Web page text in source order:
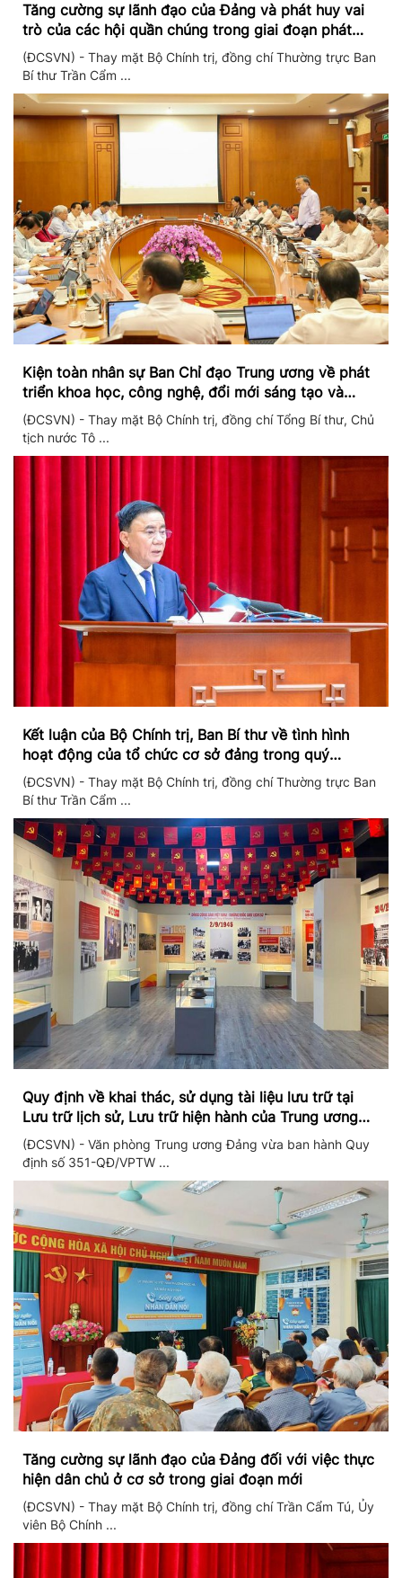
Tăng cường sự lãnh đạo của Đảng và phát huy vai
trò của các hội quần chúng trong giai đoạn phát
triển mới
(ĐCSVN) - Thay mặt Bộ Chính trị, đồng chí Thường trực Ban
Bí thư Trần Cẩm ...
Kiện toàn nhân sự Ban Chỉ đạo Trung ương về phát
triển khoa học, công nghệ, đổi mới sáng tạo và
chuyển đổi số
(ĐCSVN) - Thay mặt Bộ Chính trị, đồng chí Tổng Bí thư, Chủ
tịch nước Tô ...
Kết luận của Bộ Chính trị, Ban Bí thư về tình hình
hoạt động của tổ chức cơ sở đảng trong quý
II/2026
(ĐCSVN) - Thay mặt Bộ Chính trị, đồng chí Thường trực Ban
Bí thư Trần Cẩm ...
Quy định về khai thác, sử dụng tài liệu lưu trữ tại
Lưu trữ lịch sử, Lưu trữ hiện hành của Trung ương
Đảng và Văn phòng Trung ương Đảng
(ĐCSVN) - Văn phòng Trung ương Đảng vừa ban hành Quy
định số 351-QĐ/VPTW ...
Tăng cường sự lãnh đạo của Đảng đối với việc thực
hiện dân chủ ở cơ sở trong giai đoạn mới
(ĐCSVN) - Thay mặt Bộ Chính trị, đồng chí Trần Cẩm Tú, Ủy
viên Bộ Chính ...